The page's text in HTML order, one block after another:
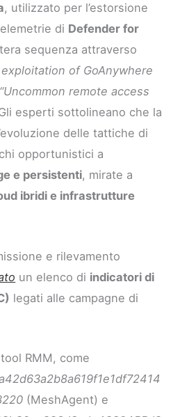
, utilizzato per l’estorsione
di Defender for
sequenza attraverso
exploitation of GoAnywhere
“Uncommon remote access
esperti sottolineano che la
delle tattiche di
opportunistici a
e persistenti, mirate a
ibridi e infrastrutture
e rilevamento
un elenco di indicatori di
legati alle campagne di
RMM, come
(MeshAgent) e